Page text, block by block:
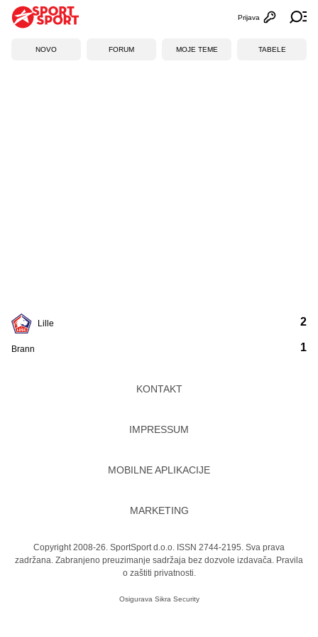
Otvori
Prijava
NOVO FORUM MOJE TEME TABELE
Lille
Brann
2
1
KONTAKT
IMPRESSUM
MOBILNE APLIKACIJE
MARKETING
Copyright 2008-26. SportSport d.o.o. ISSN 2744-2195. Sva prava
zadržana. Zabranjeno preuzimanje sadržaja bez dozvole izdavača. Pravila
o zaštiti privatnosti.
Osigurava Sikra Security